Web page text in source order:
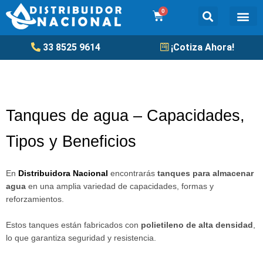
al
contenido
0
Cart
33 8525 9614 ¡Cotiza Ahora!
Tanques de agua – Capacidades,
Tipos y Beneficios
En Distribuidora Nacional encontrarás tanques para almacenar
agua en una amplia variedad de capacidades, formas y
reforzamientos.
Estos tanques están fabricados con polietileno de alta densidad
lo que garantiza seguridad y resistencia.